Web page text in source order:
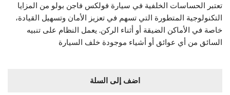
تعتبر الحساسات الخلفية في سيارة فولكس فاجن بولو من المزايا
التكنولوجية المتطورة التي تسهم في تعزيز الأمان وتسهيل القيادة،
خاصة في الأماكن الضيقة أو أثناء الركن. يعمل النظام على تنبيه
السائق من أي عوائق أو أشياء موجودة خلف السيارة
اضف إلى السلة